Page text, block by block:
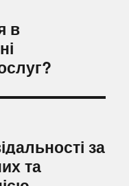
в
за
та